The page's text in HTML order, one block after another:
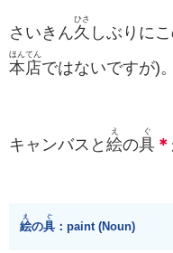
さいきん久
ひさ
しぶりに
本店
ほんてん
ではないですが)。
キャンバスと 絵
え
の具
ぐ
＊
絵
え
の具
ぐ
：paint (Noun)